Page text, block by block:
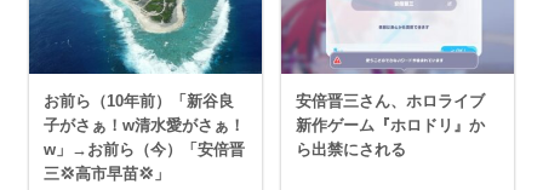
お前ら（10年前）「新谷良
子がさぁ！w清水愛がさぁ！
w」→お前ら（今）「安倍晋
三💢高市早苗💢」
安倍晋三さん、ホロライブ
新作ゲーム『ホロドリ』か
ら出禁にされる